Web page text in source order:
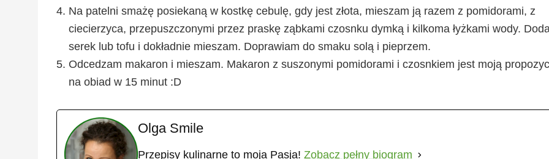
Na patelni smażę posiekaną w kostkę cebulę, gdy jest złota, mieszam ją razem z pomidorami, z
ciecierzyca, przepuszczonymi przez praskę ząbkami czosnku dymką i kilkoma łyżkami wody.
serek lub tofu i dokładnie mieszam. Doprawiam do smaku solą i pieprzem.
Odcedzam makaron i mieszam. Makaron z suszonymi pomidorami i czosnkiem jest moją
na obiad w 15 minut :D
Olga Smile
Przepisy kulinarne to moja Pasja! Zobacz pełny biogram